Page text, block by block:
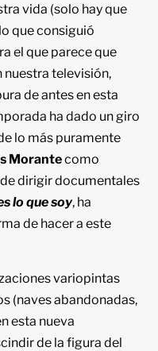
vida (solo hay que
que consiguió
el que parece que
nuestra televisión,
de antes en esta
ha dado un giro
lo más puramente
Morantecomo
dirigir documentales
lo que soy, ha
de hacer a este
variopintas
(naves abandonadas,
esta nueva
de la figura del